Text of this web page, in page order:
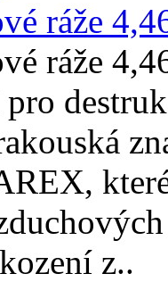
ráže
ráže
z..